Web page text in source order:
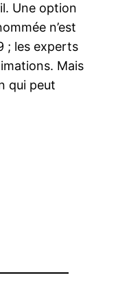
Une option
n’est
; les experts
Mais
qui peut